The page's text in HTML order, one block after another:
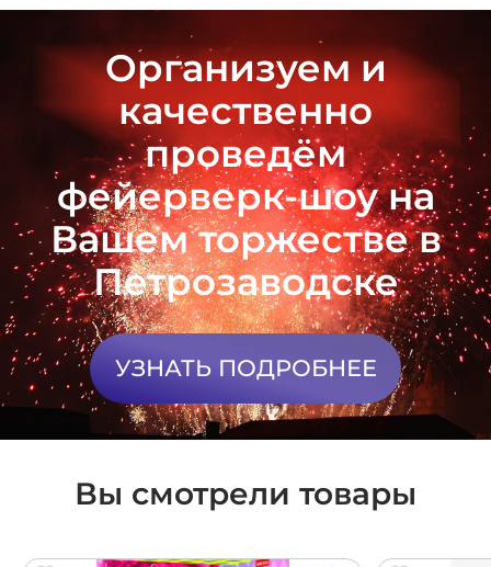
Организуем и
качественно
проведём
фейерверк-шоу на
Вашем торжестве в
Петрозаводске
УЗНАТЬ ПОДРОБНЕЕ
Вы смотрели товары